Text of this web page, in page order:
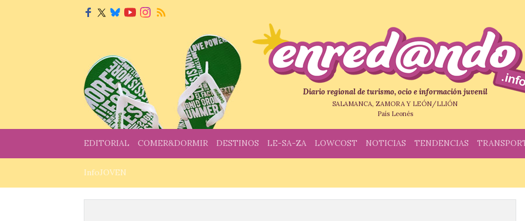
Diario regional de turismo, ocio e información juvenil
SALAMANCA, ZAMORA Y LEÓN/LLIÓN
País Leonés
EDITORIAL COMER&DORMIR DESTINOS LE-SA-ZA LOWCOST NOTICIAS TENDENCIAS
InfoJOVEN